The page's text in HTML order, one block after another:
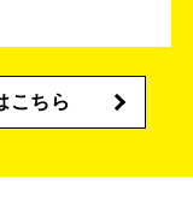
こちら